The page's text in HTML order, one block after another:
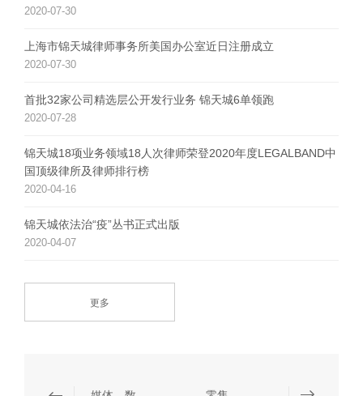
2020-07-30
上海市锦天城律师事务所美国办公室近日注册成立
2020-07-30
首批32家公司精选层公开发行业务 锦天城6单领跑
2020-07-28
锦天城18项业务领域18人次律师荣登2020年度LEGALBAND中
国顶级律所及律师排行榜
2020-04-16
锦天城依法治“疫”丛书正式出版
2020-04-07
更多